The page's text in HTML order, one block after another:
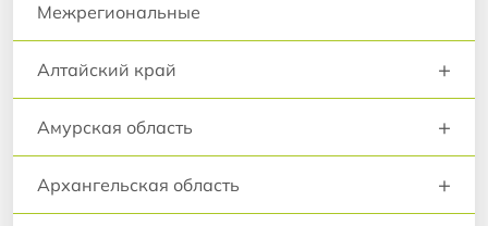
Межрегиональные
Алтайский край +
Амурская область +
Архангельская область +